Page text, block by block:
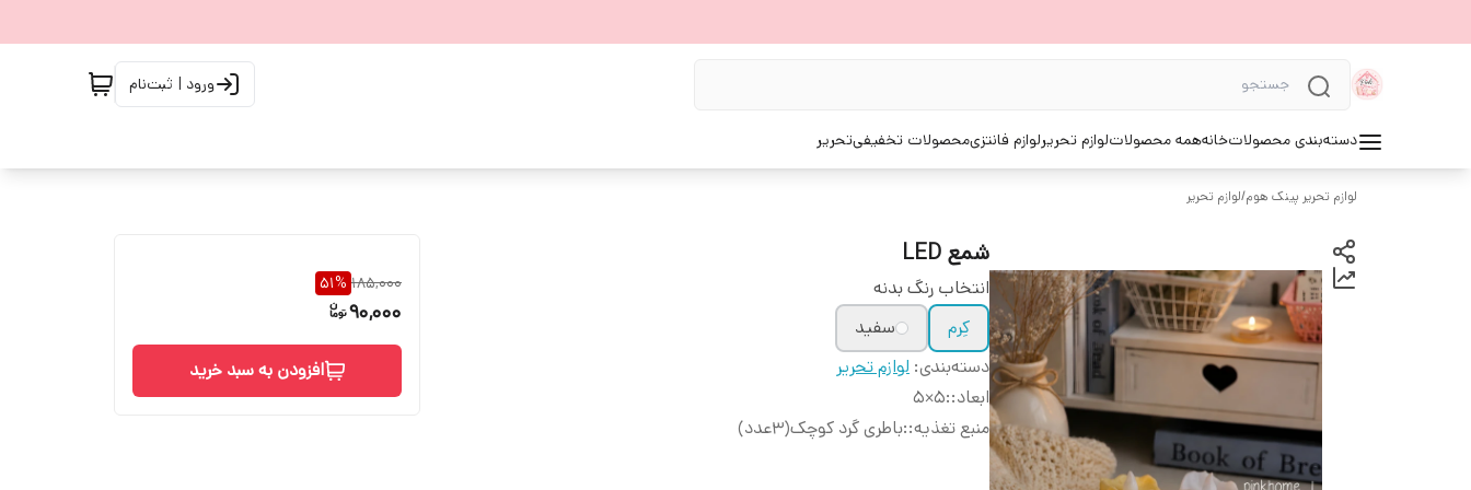
ورود | ثبت‌نام
دسته‌بندی محصولاتخانههمه محصولاتلوازم تحریرلوازم فانتزیمحصولات تخفیفیتحریر
لوازم تحریر پینک هوم/لوازم تحریر
شمع LED
انتخاب رنگ بدنه
کِرم
سفید
دسته‌بندی: لوازم تحریر
ابعاد::۵×۵
منبع تغذیه::باطری گرد کوچک(۳عدد)
185,000
51%
90,000
افزودن به سبد خرید